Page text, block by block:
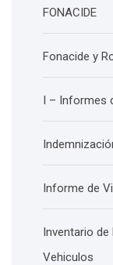
FONACIDE
Fonacide y
I – Informes
Informe de
Inventario de
Vehiculos